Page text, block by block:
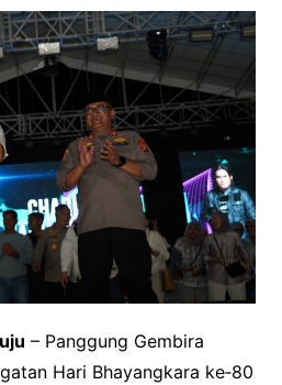
– Panggung Gembira
Hari Bhayangkara ke‑80